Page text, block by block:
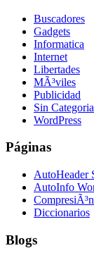
Buscadores
Gadgets
Informatica
Internet
Libertades
MÃ³viles
Publicidad
Sin Categoria
WordPress
Páginas
AutoHeader
AutoInfo
Diccionarios
Blogs